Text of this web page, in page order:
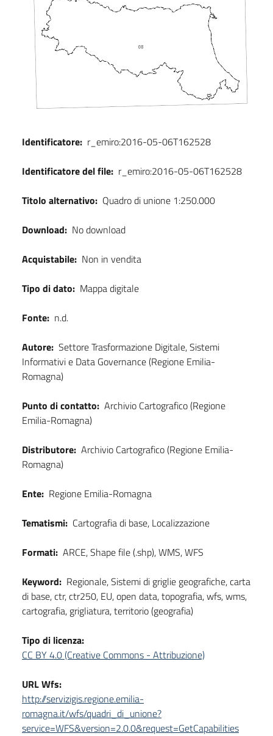
Archivio
suIdentificatore: r_emiro:2016-05-06T162528
Identificatore del file: r_emiro:2016-05-06T162528
Titolo alternativo: Quadro di unione 1:250.000
Download: No download
Acquistabile: Non in vendita
Tipo di dato: Mappa digitale
Fonte: n.d.
Autore: Settore Trasformazione Digitale, Sistemi
Informativi e Data Governance (Regione Emilia-
Romagna)
Punto di contatto: Archivio Cartografico (Regione
Emilia-Romagna)
Distributore: Archivio Cartografico (Regione Emilia-
Romagna)
Ente: Regione Emilia-Romagna
Tematismi: Cartografia di base, Localizzazione
Formati: ARCE, Shape file (.shp), WMS, WFS
Keyword: Regionale, Sistemi di griglie geografiche, carta
di base, ctr, ctr250, EU, open data, topografia, wfs, wms,
cartografia, grigliatura, territorio (geografia)
Tipo di licenza:
CC BY 4.0 (Creative Commons - Attribuzione)
URL Wfs:
http://servizigis.regione.emilia-
romagna.it/wfs/quadri_di_unione?
service=WFS&version=2.0.0&request=GetCapabilities